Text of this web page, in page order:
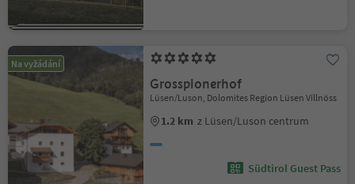
Na vyžádání
Grossplonerhof
Lüsen/Luson, Dolomites Region Lüsen Villnöss
1.2 km z Lüsen/Luson centrum
Südtirol Guest Pass